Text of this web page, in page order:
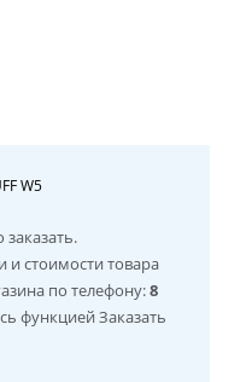
W5
и стоимости товара
по телефону:8
функцией Заказать